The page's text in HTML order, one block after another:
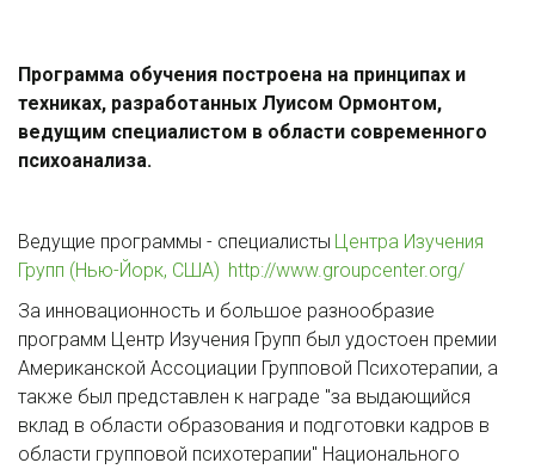
Программа обучения построена на принципах и
техниках, разработанных Луисом Ормонтом,
ведущим специалистом в области современного
психоанализа.
Ведущие программы - специалисты Центра Изучения
Групп (Нью-Йорк, США) http://www.groupcenter.org/
За инновационность и большое разнообразие
программ Центр Изучения Групп был удостоен премии
Американской Ассоциации Групповой Психотерапии, а
также был представлен к награде "за выдающийся
вклад в области образования и подготовки кадров в
области групповой психотерапии" Национального